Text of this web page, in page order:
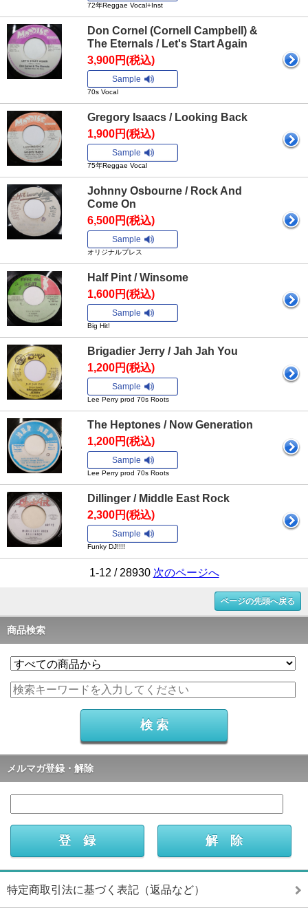
72年Reggae Vocal+Inst
Don Cornel (Cornell Campbell) &
The Eternals / Let's Start Again
3,900円(税込)
Sample
70s Vocal
Gregory Isaacs / Looking Back
1,900円(税込)
Sample
75年Reggae Vocal
Johnny Osbourne / Rock And
Come On
6,500円(税込)
Sample
オリジナルプレス
Half Pint / Winsome
1,600円(税込)
Sample
Big Hit!
Brigadier Jerry / Jah Jah You
1,200円(税込)
Sample
Lee Perry prod 70s Roots
The Heptones / Now Generation
1,200円(税込)
Sample
Lee Perry prod 70s Roots
Dillinger / Middle East Rock
2,300円(税込)
Sample
Funky DJ!!!!
1-12 / 28930 次のページへ
ページの先頭へ戻る
商品検索
メルマガ登録・解除
特定商取引法に基づく表記（返品など）